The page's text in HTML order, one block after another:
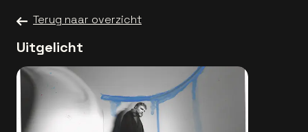
Terug naar overzicht
Uitgelicht